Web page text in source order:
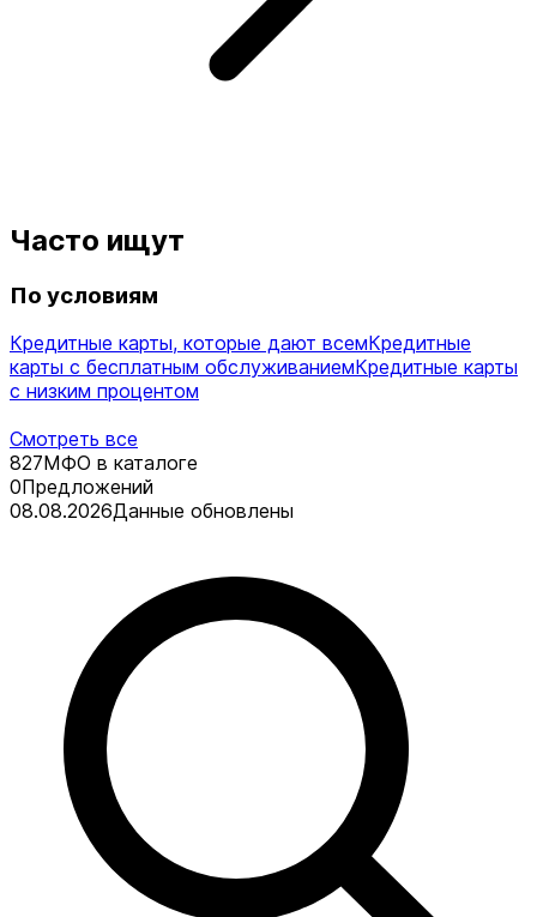
Часто ищут
По условиям
Кредитные карты, которые дают всемКредитные
карты с бесплатным обслуживаниемКредитные карты
с низким процентом
Смотреть все
827МФО в каталоге
0Предложений
08.08.2026Данные обновлены